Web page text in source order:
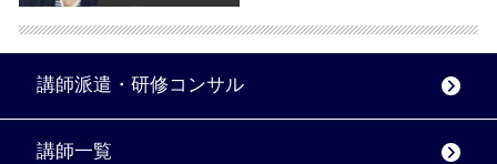
講師派遣・研修コンサル
講師一覧